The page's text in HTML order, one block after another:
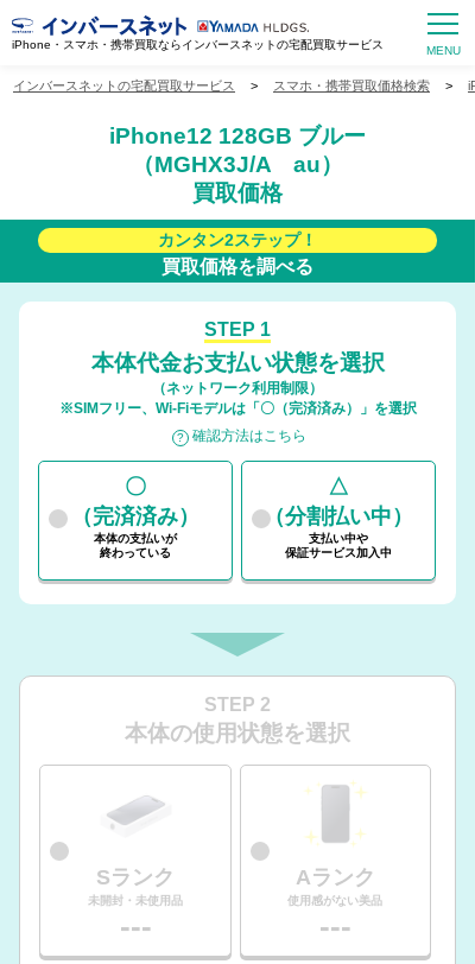
iPhone・スマホ・携帯買取ならインバースネットの宅配買取サービス
インバースネットの宅配買取サービス > スマホ・携帯買取価格検索 >
iPhone12 128GB ブルー
（MGHX3J/A au）
買取価格
カンタン2ステップ！
買取価格を調べる
STEP 1
本体代金お支払い状態を選択
（ネットワーク利用制限）
※SIMフリー、Wi-Fiモデルは「〇（完済済み）」を選択
確認方法はこちら
〇
（完済済み）
本体の支払いが
終わっている
△
（分割払い中）
支払い中や
保証サービス加入中
STEP 2
本体の使用状態を選択
Sランク
未開封・未使用品
---
Aランク
使用感がない美品
---